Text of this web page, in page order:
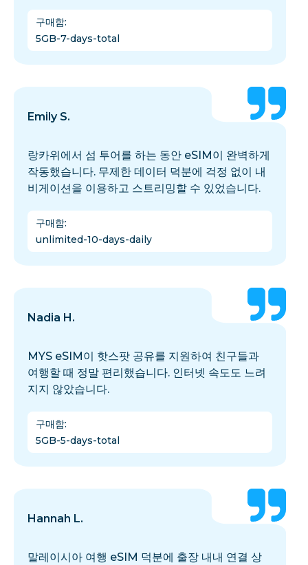
구매함:
5GB-7-days-total
Emily S.
랑카위에서 섬 투어를 하는 동안 eSIM이 완벽하게
작동했습니다. 무제한 데이터 덕분에 걱정 없이 내
비게이션을 이용하고 스트리밍할 수 있었습니다.
구매함:
unlimited-10-days-daily
Nadia H.
MYS eSIM이 핫스팟 공유를 지원하여 친구들과
여행할 때 정말 편리했습니다. 인터넷 속도도 느려
지지 않았습니다.
구매함:
5GB-5-days-total
Hannah L.
말레이시아 여행 eSIM 덕분에 출장 내내 연결 상